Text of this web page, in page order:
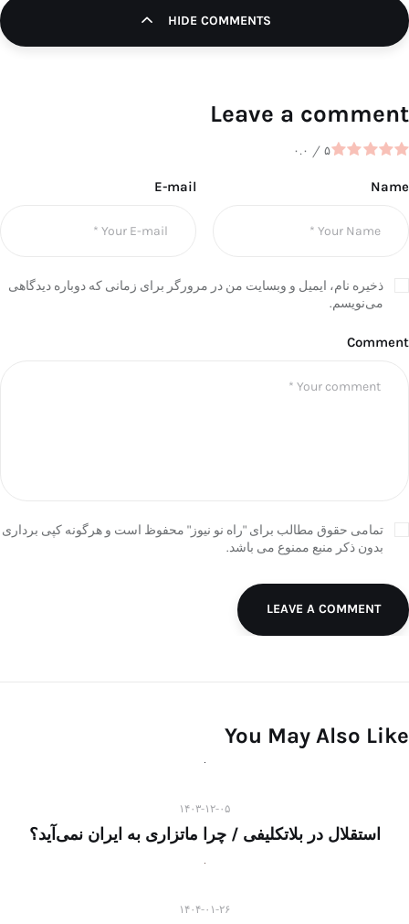
HIDE COMMENTS
Leave a comment
۰.۰ / ۵
Name
E-mail
ذخیره نام، ایمیل و وبسایت من در مرورگر برای زمانی که دوباره دیدگاهی
می‌نویسم.
Comment
تمامی حقوق مطالب برای "راه نو نیوز" محفوظ است و هرگونه کپی برداری
بدون ذکر منبع ممنوع می باشد.
LEAVE A COMMENT
You May Also Like
۱۴۰۳-۱۲-۰۵
استقلال در بلاتکلیفی / چرا ماتزاری به ایران نمی‌آید؟
۱۴۰۴-۰۱-۲۶